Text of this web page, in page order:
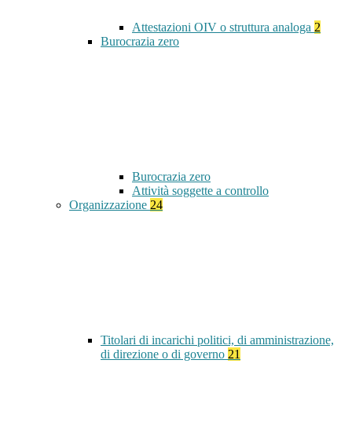
Attestazioni OIV o struttura analoga 2
Burocrazia zero
Burocrazia zero
Attività soggette a controllo
Organizzazione 24
Titolari di incarichi politici, di amministrazione,
di direzione o di governo 21